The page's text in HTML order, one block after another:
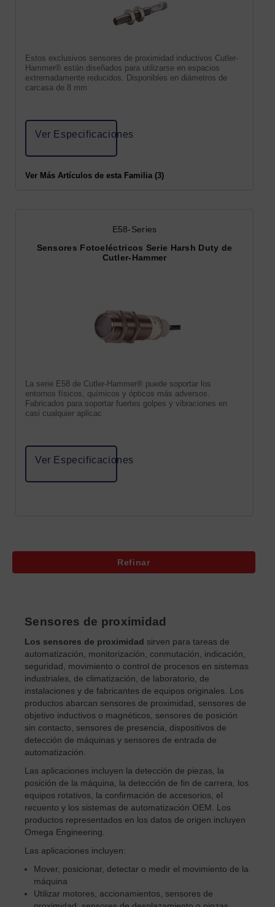
Estos exclusivos sensores de proximidad inductivos Cutler-
Hammer® están diseñados para utilizarse en espacios
extremadamente reducidos. Disponibles en diámetros de
carcasa de 8 mm
Ver Especificaciones
Ver Más Artículos de esta Familia (3)
E58-Series
Sensores Fotoeléctricos Serie Harsh Duty de
Cutler-Hammer
La serie E58 de Cutler-Hammer® puede soportar los
entornos físicos, químicos y ópticos más adversos.
Fabricados para soportar fuertes golpes y vibraciones en
casi cualquier aplicac
Ver Especificaciones
Refinar
Sensores de proximidad
Los sensores de proximidad sirven para tareas de
automatización, monitorización, conmutación, indicación,
seguridad, movimiento o control de procesos en sistemas
industriales, de climatización, de laboratorio, de
instalaciones y de fabricantes de equipos originales. Los
productos abarcan sensores de proximidad, sensores de
objetivo inductivos o magnéticos, sensores de posición
sin contacto, sensores de presencia, dispositivos de
detección de máquinas y sensores de entrada de
automatización.
Las aplicaciones incluyen la detección de piezas, la
posición de la máquina, la detección de fin de carrera, los
equipos rotativos, la confirmación de accesorios, el
recuento y los sistemas de automatización OEM. Los
productos representados en los datos de origen incluyen
Omega Engineering.
Las aplicaciones incluyen:
Mover, posicionar, detectar o medir el movimiento de la
máquina
Utilizar motores, accionamientos, sensores de